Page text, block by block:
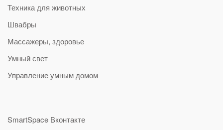
Техника для животных
Швабры
Массажеры, здоровье
Умный свет
Управление умным домом
SmartSpace Вконтакте